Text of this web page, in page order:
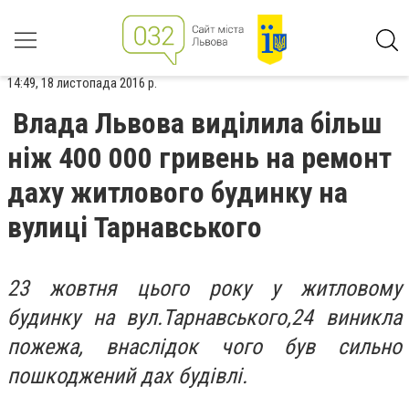
14:49, 18 листопада 2016 р.
Влада Львова виділила більш
ніж 400 000 гривень на ремонт
даху житлового будинку на
вулиці Тарнавського
23 жовтня цього року у житловому
будинку на вул.Тарнавського,24 виникла
пожежа, внаслідок чого був сильно
пошкоджений дах будівлі.